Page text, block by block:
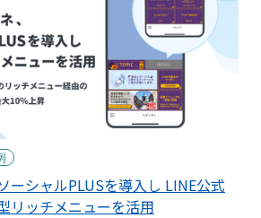
ーシャルPLUSを導入し LINE公式
リッチメニューを活用